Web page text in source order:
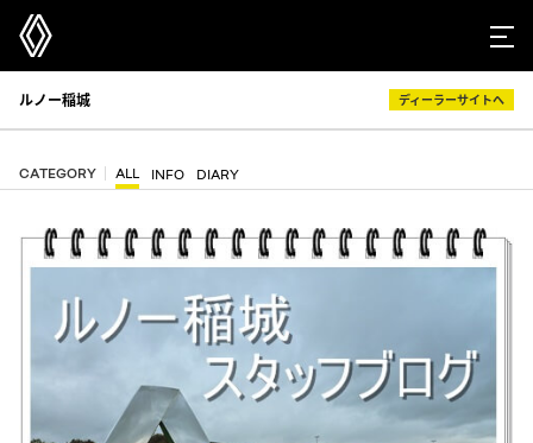
ルノー稲城 ディーラーサイトへ
CATEGORY ALL INFO DIARY